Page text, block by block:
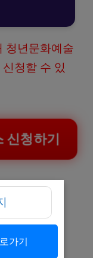
청년문화예술
청할 수 있
신청하기
가기